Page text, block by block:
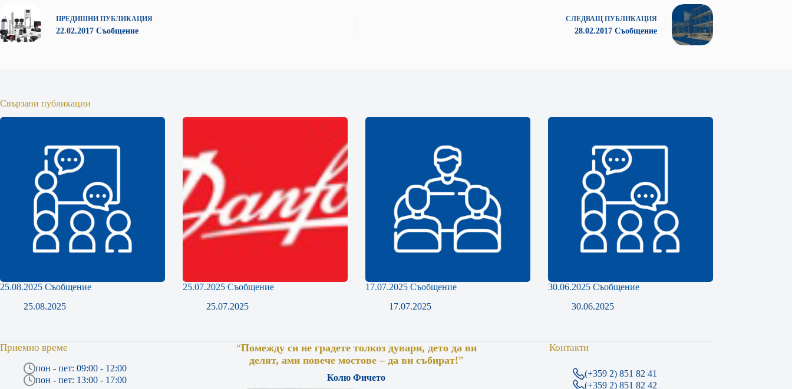
ПРЕДИШНИ ПУБЛИКАЦИЯ
22.02.2017 Съобщение
СЛЕДВАЩ ПУБЛИКАЦИЯ
28.02.2017 Съобщение
Свързани публикации
25.08.2025 Съобщение
25.08.2025
25.07.2025 Съобщение
25.07.2025
17.07.2025 Съобщение
17.07.2025
30.06.2025 Съобщение
30.06.2025
Приемно време
пон - пет: 09:00 - 12:00
пон - пет: 13:00 - 17:00
“Помежду си не градете толкоз дувари, дето да ви
делят, ами повече мостове – да ви събират!”
Колю Фичето
Контакти
(+359 2) 851 82 41
(+359 2) 851 82 42